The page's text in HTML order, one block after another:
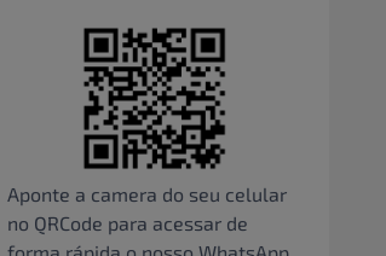
Aponte a camera do seu celular
no QRCode para acessar de